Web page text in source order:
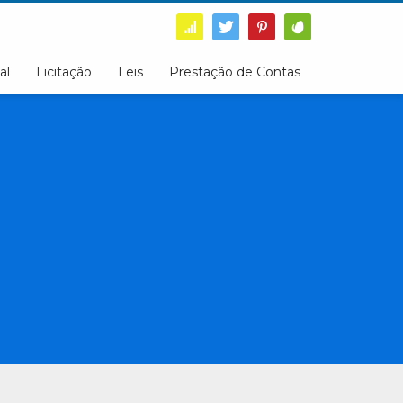
Licitação Leis Prestação de Contas